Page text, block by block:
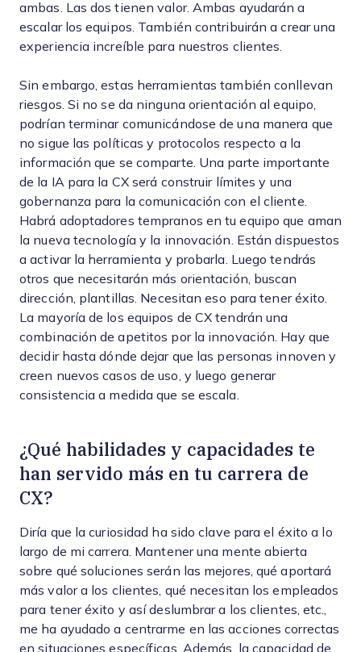
ambas. Las dos tienen valor. Ambas ayudarán a
escalar los equipos. También contribuirán a crear una
experiencia increíble para nuestros clientes.
Sin embargo, estas herramientas también conllevan
riesgos. Si no se da ninguna orientación al equipo,
podrían terminar comunicándose de una manera que
no sigue las políticas y protocolos respecto a la
información que se comparte. Una parte importante
de la IA para la CX será construir límites y una
gobernanza para la comunicación con el cliente.
Habrá adoptadores tempranos en tu equipo que aman
la nueva tecnología y la innovación. Están dispuestos
a activar la herramienta y probarla. Luego tendrás
otros que necesitarán más orientación, buscan
dirección, plantillas. Necesitan eso para tener éxito.
La mayoría de los equipos de CX tendrán una
combinación de apetitos por la innovación. Hay que
decidir hasta dónde dejar que las personas innoven y
creen nuevos casos de uso, y luego generar
consistencia a medida que se escala.
¿Qué habilidades y capacidades te
han servido más en tu carrera de
CX?
Diría que la curiosidad ha sido clave para el éxito a lo
largo de mi carrera. Mantener una mente abierta
sobre qué soluciones serán las mejores, qué aportará
más valor a los clientes, qué necesitan los empleados
para tener éxito y así deslumbrar a los clientes, etc.,
me ha ayudado a centrarme en las acciones correctas
en situaciones específicas. Además, la capacidad de